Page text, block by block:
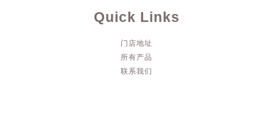
Quick Links
门店地址
所有产品
联系我们